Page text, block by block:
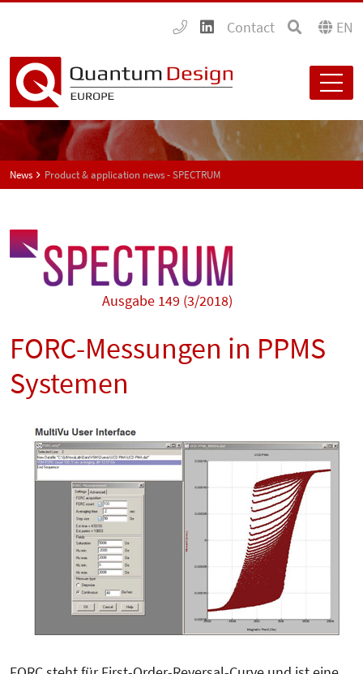
Contact EN
News Product & application news - SPECTRUM
Ausgabe 149 (3/2018)
FORC-Messungen in PPMS
Systemen